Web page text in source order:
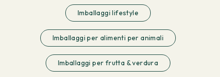
Imballaggi lifestyle
Imballaggi per alimenti per animali
Imballaggi per frutta & verdura